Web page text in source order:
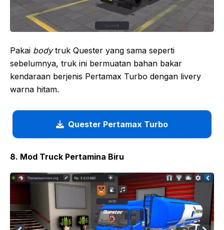
Pakai bodytruk Quester yang sama seperti
sebelumnya, truk ini bermuatan bahan bakar
kendaraan berjenis Pertamax Turbo dengan livery
warna hitam.
Quester Pertamax Turbo
8. Mod Truck Pertamina Biru